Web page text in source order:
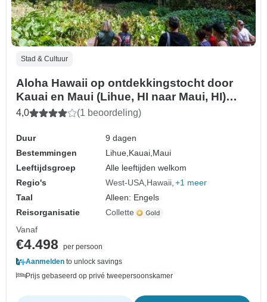
Stad & Cultuur
Aloha Hawaii op ontdekkingstocht door
Kauai en Maui (Lihue, HI naar Maui, HI)
(2026)
4,0 (1 beoordeling)
Duur
9 dagen
Bestemmingen
Lihue, Kauai, Maui
Leeftijdsgroep
Alle leeftijden welkom
Regio's
West-USA Hawaii +1 meer
Taal
Alleen: Engels
Reisorganisatie
Collette
Vanaf
€4.498
per persoon
Aanmelden to unlock savings
Prijs gebaseerd op privé tweepersoonskamer